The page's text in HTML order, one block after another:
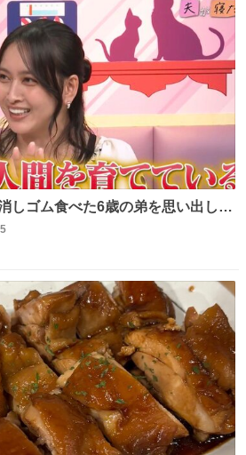
ど、地味に痛い。 その後、娘は旦
しゴム食べた6歳の弟を思い出しな